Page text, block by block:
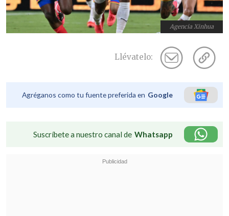
Agencia Xinhua
Llévatelo:
Agréganos como tu fuente preferida en Google
Suscríbete a nuestro canal de Whatsapp